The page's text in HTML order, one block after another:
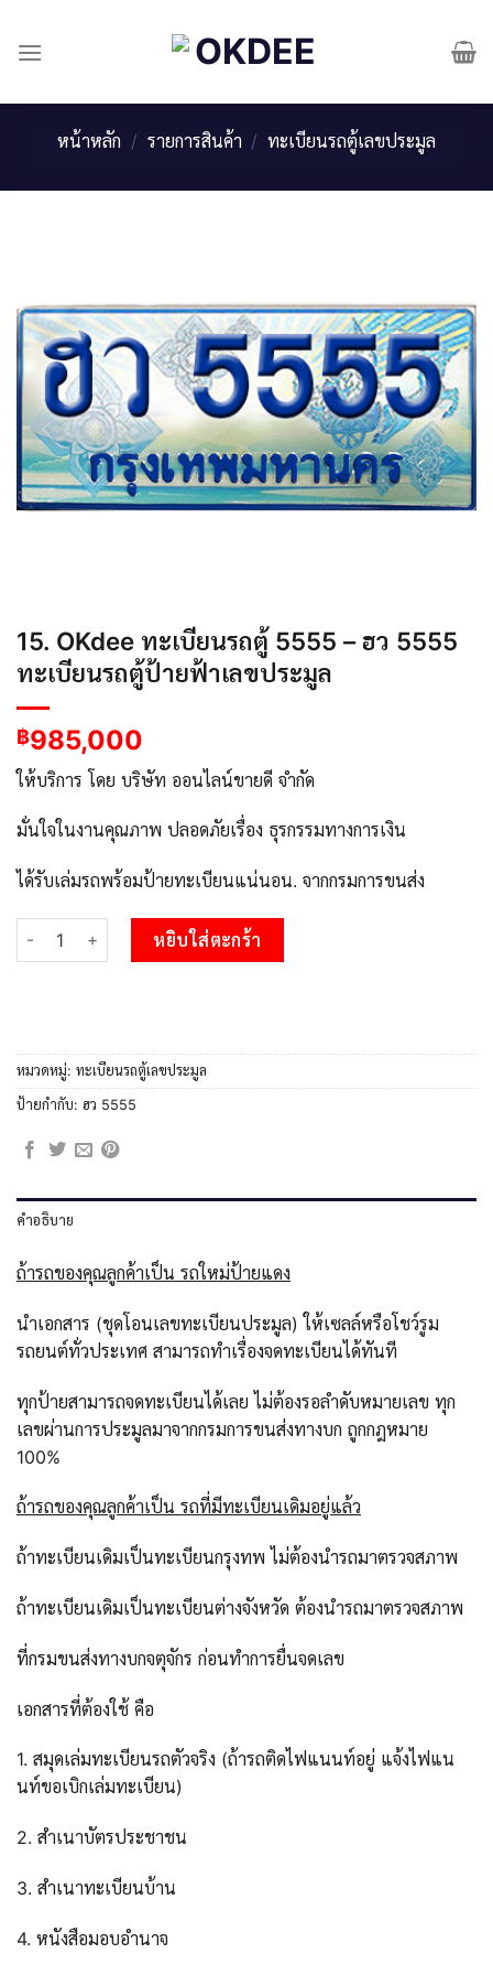
content
หน้าหลัก / รายการสินค้า / ทะเบียนรถตู้เลขประมูล
15. OKdee ทะเบียนรถตู้ 5555 – ฮว 5555
ทะเบียนรถตู้ป้ายฟ้าเลขประมูล
฿985,000
ให้บริการ โดย บริษัท ออนไลน์ขายดี จำกัด
มั่นใจในงานคุณภาพ ปลอดภัยเรื่อง ธุรกรรมทางการเงิน
ได้รับเล่มรถพร้อมป้ายทะเบียนแน่นอน. จากกรมการขนส่ง
จำนวน 15. OKdee ทะเบียนรถตู้ 5555 - ฮว 5555 ทะเบียนรถตู้ป้าย
หยิบใส่ตะกร้า
หมวดหมู่: ทะเบียนรถตู้เลขประมูล
ป้ายกำกับ: ฮว 5555
คำอธิบาย
ถ้ารถของคุณลูกค้าเป็น รถใหม่ป้ายแดง
นำเอกสาร (ชุดโอนเลขทะเบียนประมูล) ให้เซลล์หรือโชว์รูม
รถยนต์ทั่วประเทศ สามารถทำเรื่องจดทะเบียนได้ทันที
ทุกป้ายสามารถจดทะเบียนได้เลย ไม่ต้องรอลำดับหมายเลข ทุก
เลขผ่านการประมูลมาจากกรมการขนส่งทางบก ถูกกฎหมาย
100%
ถ้ารถของคุณลูกค้าเป็น รถที่มีทะเบียนเดิมอยู่แล้ว
ถ้าทะเบียนเดิมเป็นทะเบียนกรุงทพ ไม่ต้องนำรถมาตรวจสภาพ
ถ้าทะเบียนเดิมเป็นทะเบียนต่างจังหวัด ต้องนำรถมาตรวจสภาพ
ที่กรมขนส่งทางบกจตุจักร ก่อนทำการยื่นจดเลข
เอกสารที่ต้องใช้ คือ
1. สมุดเล่มทะเบียนรถตัวจริง (ถ้ารถติดไฟแนนท์อยู่ แจ้งไฟแน
นท์ขอเบิกเล่มทะเบียน)
2. สำเนาบัตรประชาชน
3. สำเนาทะเบียนบ้าน
4. หนังสือมอบอำนาจ